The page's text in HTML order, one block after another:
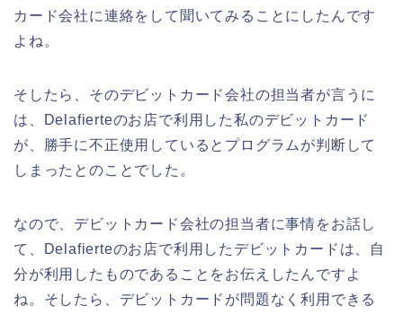
カード会社に連絡をして聞いてみることにしたんです
よね。
そしたら、そのデビットカード会社の担当者が言うに
は、Delafierteのお店で利用した私のデビットカード
が、勝手に不正使用しているとプログラムが判断して
しまったとのことでした。
なので、デビットカード会社の担当者に事情をお話し
て、Delafierteのお店で利用したデビットカードは、自
分が利用したものであることをお伝えしたんですよ
ね。そしたら、デビットカードが問題なく利用できる